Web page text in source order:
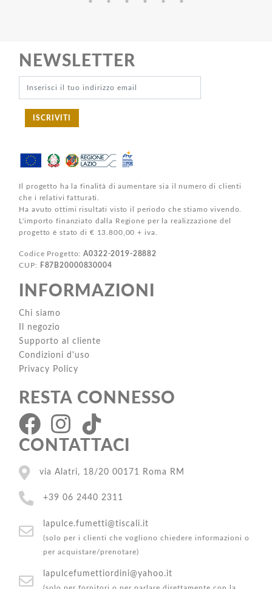
NEWSLETTER
ISCRIVITI
Il progetto ha la finalità di aumentare sia il numero di clienti
che i relativi fatturati.
Ha avuto ottimi risultati visto il periodo che stiamo vivendo.
L'importo finanziato dalla Regione per la realizzazione del
progetto è stato di € 13.800,00 + iva.
Codice Progetto:A0322-2019-28882
CUP:
F87B20000830004
INFORMAZIONI
Chi siamo
Il negozio
Supporto al cliente
Condizioni d'uso
Privacy Policy
RESTA CONNESSO
CONTATTACI
via Alatri, 18/20 00171 Roma RM
+39 06 2440 2311
lapulce.fumetti@tiscali.it
(solo per i clienti che vogliono chiedere informazioni o
per acquistare/prenotare)
lapulcefumettiordini@yahoo.it